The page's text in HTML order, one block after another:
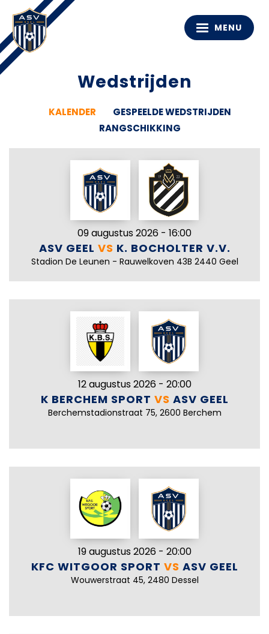
MENU
Wedstrijden
KALENDER
GESPEELDE WEDSTRIJDEN
RANGSCHIKKING
09 augustus 2026 - 16:00
ASV GEEL VS K. BOCHOLTER V.V.
Stadion De Leunen - Rauwelkoven 43B 2440 Geel
12 augustus 2026 - 20:00
K BERCHEM SPORT VS ASV GEEL
Berchemstadionstraat 75, 2600 Berchem
19 augustus 2026 - 20:00
KFC WITGOOR SPORT VS ASV GEEL
Wouwerstraat 45, 2480 Dessel